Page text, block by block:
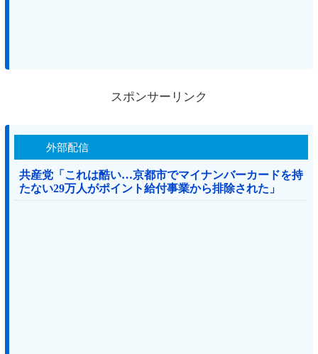
スポンサーリンク
外部配信
共産党「これは酷い…京都市でマイナンバーカードを持
たない29万人がポイント給付事業から排除された」